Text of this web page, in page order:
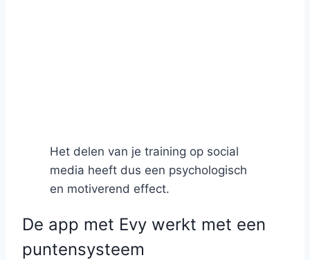
Het delen van je training op social
media heeft dus een psychologisch
en motiverend effect.
De app met Evy werkt met een
puntensysteem